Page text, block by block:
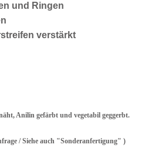
und Ringen
verstärkt
Anilin gefärbt und vegetabil geggerbt.
/ Siehe auch "Sonderanfertigung" )